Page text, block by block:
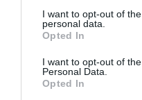
not limited to your visit or
grant or deny consent to
use your data for below
consent section.
I want to opt-out of
personal data.
Opted In
I want to opt-out of
Personal Data.
Opted In